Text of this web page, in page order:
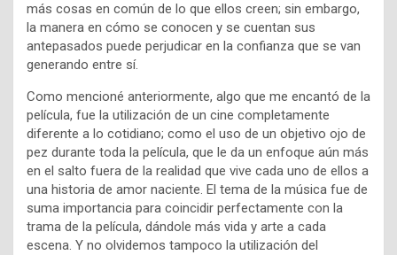
más cosas en común de lo que ellos creen; sin embargo,
la manera en cómo se conocen y se cuentan sus
antepasados puede perjudicar en la confianza que se van
generando entre sí.
Como mencioné anteriormente, algo que me encantó de la
película, fue la utilización de un cine completamente
diferente a lo cotidiano; como el uso de un objetivo ojo de
pez durante toda la película, que le da un enfoque aún más
en el salto fuera de la realidad que vive cada uno de ellos a
una historia de amor naciente. El tema de la música fue de
suma importancia para coincidir perfectamente con la
trama de la película, dándole más vida y arte a cada
escena. Y no olvidemos tampoco la utilización del